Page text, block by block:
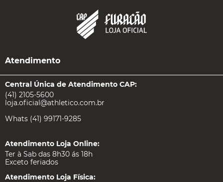
Atendimento
Central Única de Atendimento CAP:
(41) 2105-5600
loja.oficial@athletico.com.br
Whats (41) 99171-9285
Atendimento Loja Online:
Ter à Sab das 8h30 ás 18h
Exceto feriados
Atendimento Loja Física: